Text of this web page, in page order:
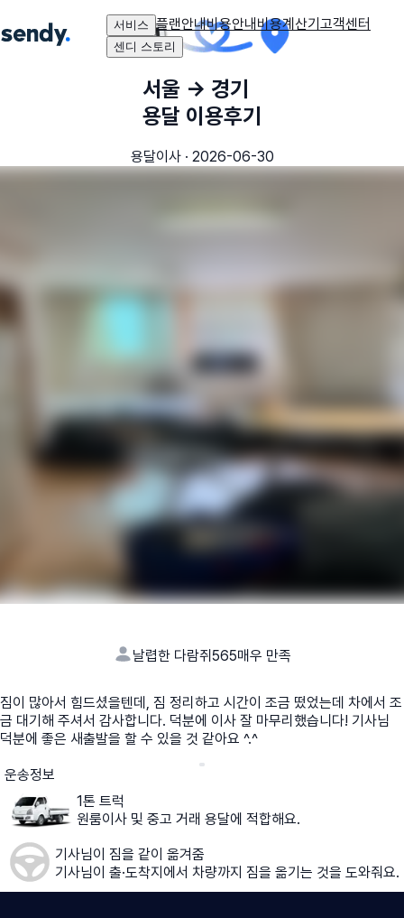
서비스 플랜안내비용안내비용계산기고객센터
센디 스토리
서울 → 경기
용달 이용후기
용달이사· 2026-06-30
날렵한 다람쥐565매우 만족
짐이 많아서 힘드셨을텐데, 짐 정리하고 시간이 조금 떴었는데 차에서 조
금 대기해 주셔서 감사합니다. 덕분에 이사 잘 마무리했습니다! 기사님
덕분에 좋은 새출발을 할 수 있을 것 같아요 ^.^
운송정보
1톤 트럭
원룸이사 및 중고 거래 용달에 적합해요.
기사님이 짐을 같이 옮겨줌
기사님이 출·도착지에서 차량까지 짐을 옮기는 것을 도와줘요.